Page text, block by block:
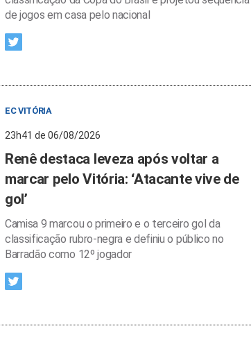
de jogos em casa pelo nacional
EC VITÓRIA
23h41 de 06/08/2026
Renê destaca leveza após voltar a
marcar pelo Vitória: ‘Atacante vive de
gol’
Camisa 9 marcou o primeiro e o terceiro gol da
classificação rubro-negra e definiu o público no
Barradão como 12º jogador